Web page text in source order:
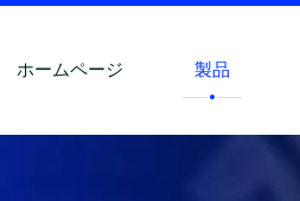
ホームページ 製品